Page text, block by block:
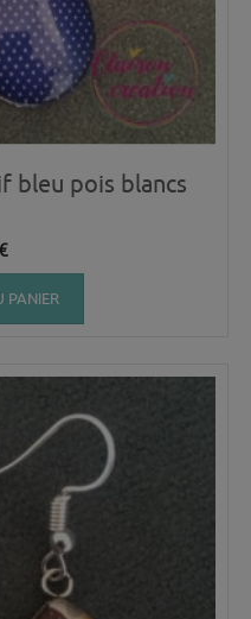
bleu pois blancs
PANIER